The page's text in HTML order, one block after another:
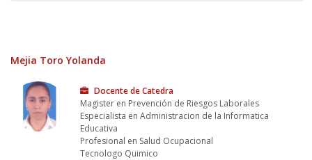
Mejia Toro Yolanda
Docente de Catedra
Magister en Prevención de Riesgos Laborales
Especialista en Administracion de la Informatica
Educativa
Profesional en Salud Ocupacional
Tecnologo Quimico